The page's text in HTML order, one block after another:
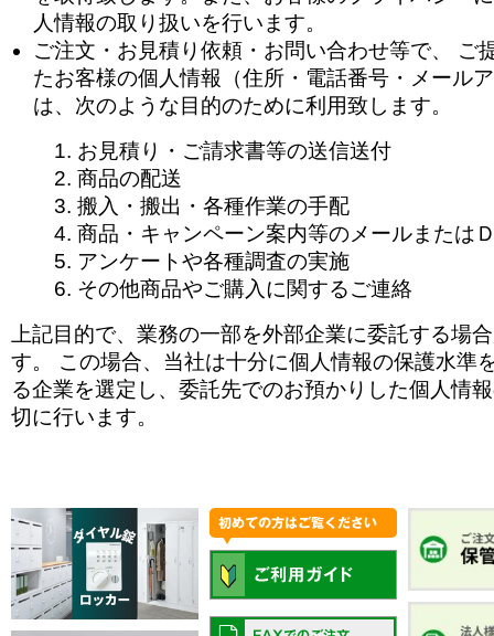
人情報の取り扱いを行います。
ご注文・お見積り依頼・お問い合わせ等で、 ご
たお客様の個人情報（住所・電話番号・メール
は、次のような目的のために利用致します。
お見積り・ご請求書等の送信送付
商品の配送
搬入・搬出・各種作業の手配
商品・キャンペーン案内等のメールまたは
アンケートや各種調査の実施
その他商品やご購入に関するご連絡
上記目的で、業務の一部を外部企業に委託する場
す。 この場合、当社は十分に個人情報の保護水準
る企業を選定し、委託先でのお預かりした個人情
切に行います。